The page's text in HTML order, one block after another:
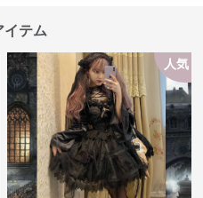
イテム
人気